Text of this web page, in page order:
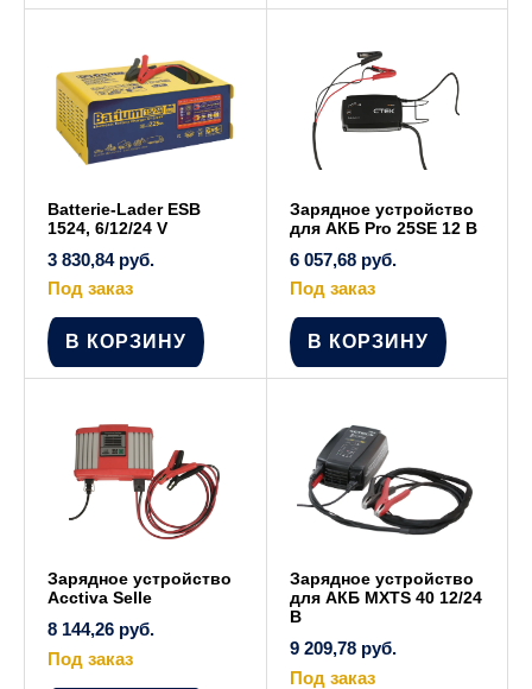
Batterie-Lader ESB
1524, 6/12/24 V
3 830,84 руб.
Под заказ
В КОРЗИНУ
Зарядное устройство
для АКБ Pro 25SE 12 В
6 057,68 руб.
Под заказ
В КОРЗИНУ
Зарядное устройство
Acctiva Selle
8 144,26 руб.
Под заказ
Зарядное устройство
для АКБ MXTS 40 12/24
В
9 209,78 руб.
Под заказ